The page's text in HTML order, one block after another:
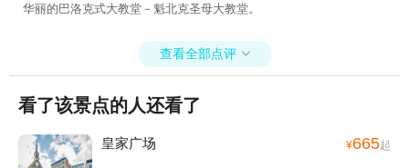
华丽的巴洛克式大教堂－魁北克圣母大教堂。
查看全部点评 
看了该景点的人还看了
皇家广场 ¥665起